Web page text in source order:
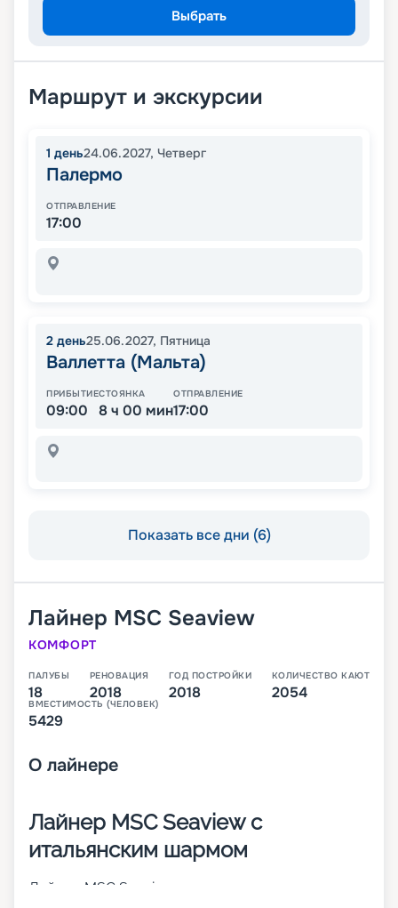
Выбрать
Маршрут и экскурсии
1 день24.06.2027, Четверг
Палермо
ОТПРАВЛЕНИЕ
17:00
2 день25.06.2027, Пятница
Валлетта (Мальта)
ПРИБЫТИЕ
09:00
СТОЯНКА
8 ч 00 мин
ОТПРАВЛЕНИЕ
17:00
Показать все дни (6)
Лайнер MSC Seaview
КОМФОРТ
ПАЛУБЫ
18
РЕНОВАЦИЯ
2018
ГОД ПОСТРОЙКИ
2018
КОЛИЧЕСТВО КАЮТ
2054
ВМЕСТИМОСТЬ (ЧЕЛОВЕК)
5429
О лайнере
Лайнер MSC Seaview с
итальянским шармом
Лайнер MSC Seaview – это второе судно класса